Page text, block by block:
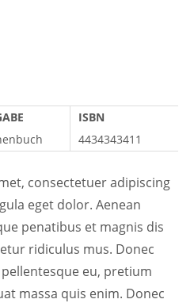
ISBN
4434343411
consectetuer adipiscing
eget dolor. Aenean
penatibus et magnis dis
ridiculus mus. Donec
eu, pretium
massa quis enim. Donec